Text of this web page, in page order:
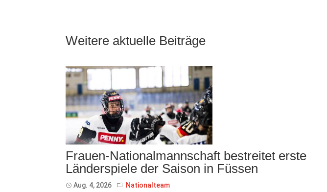
Weitere aktuelle Beiträge
Frauen-Nationalmannschaft bestreitet erste
Länderspiele der Saison in Füssen
Aug. 4, 2026 Nationalteam